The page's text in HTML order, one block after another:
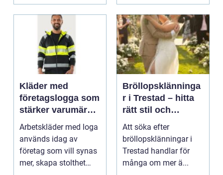
Kläder med
företagslogga som
stärker varumärket
varje dag
Arbetskläder med loga
används idag av
företag som vill synas
mer, skapa stolthet
Bröllopsklänninga
r i Trestad – hitta
rätt stil och
passform inför den
stora dagen
Att söka efter
bröllopsklänningar i
Trestad handlar för
många om mer ä...